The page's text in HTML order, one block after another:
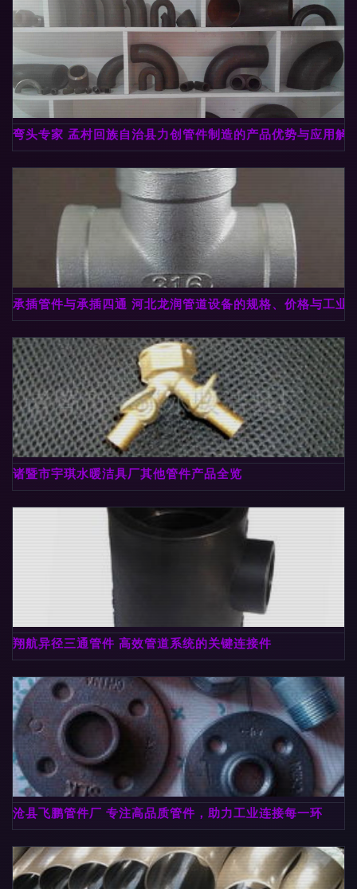
弯头专家 孟村回族自治县力创管件制造的产品优势与应用解
承插管件与承插四通 河北龙润管道设备的规格、价格与工业
诸暨市宇琪水暖洁具厂其他管件产品全览
翔航异径三通管件 高效管道系统的关键连接件
沧县飞鹏管件厂 专注高品质管件，助力工业连接每一环